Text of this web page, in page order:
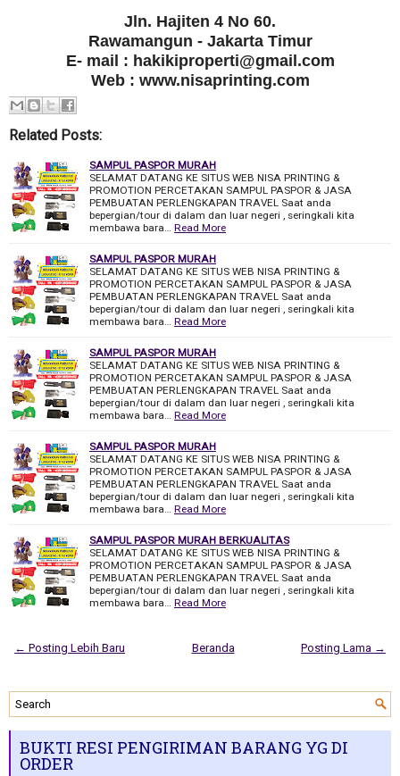
Jln. Hajiten 4 No 60.
Rawamangun - Jakarta Timur
E- mail : hakikiproperti@gmail.com
Web : www.nisaprinting.com
Related Posts:
SAMPUL PASPOR MURAH
SELAMAT DATANG KE SITUS WEB NISA PRINTING &
PROMOTION PERCETAKAN SAMPUL PASPOR & JASA
PEMBUATAN PERLENGKAPAN TRAVEL Saat anda
bepergian/tour di dalam dan luar negeri , seringkali kita
membawa bara… Read More
SAMPUL PASPOR MURAH
SELAMAT DATANG KE SITUS WEB NISA PRINTING &
PROMOTION PERCETAKAN SAMPUL PASPOR & JASA
PEMBUATAN PERLENGKAPAN TRAVEL Saat anda
bepergian/tour di dalam dan luar negeri , seringkali kita
membawa bara… Read More
SAMPUL PASPOR MURAH
SELAMAT DATANG KE SITUS WEB NISA PRINTING &
PROMOTION PERCETAKAN SAMPUL PASPOR & JASA
PEMBUATAN PERLENGKAPAN TRAVEL Saat anda
bepergian/tour di dalam dan luar negeri , seringkali kita
membawa bara… Read More
SAMPUL PASPOR MURAH
SELAMAT DATANG KE SITUS WEB NISA PRINTING &
PROMOTION PERCETAKAN SAMPUL PASPOR & JASA
PEMBUATAN PERLENGKAPAN TRAVEL Saat anda
bepergian/tour di dalam dan luar negeri , seringkali kita
membawa bara… Read More
SAMPUL PASPOR MURAH BERKUALITAS
SELAMAT DATANG KE SITUS WEB NISA PRINTING &
PROMOTION PERCETAKAN SAMPUL PASPOR & JASA
PEMBUATAN PERLENGKAPAN TRAVEL Saat anda
bepergian/tour di dalam dan luar negeri , seringkali kita
membawa bara… Read More
← Posting Lebih Baru Posting Lama →
Beranda
BUKTI RESI PENGIRIMAN BARANG YG DI
ORDER